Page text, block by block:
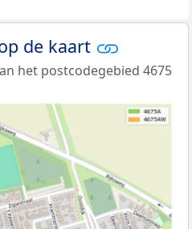
de kaart
het postcodegebied 4675